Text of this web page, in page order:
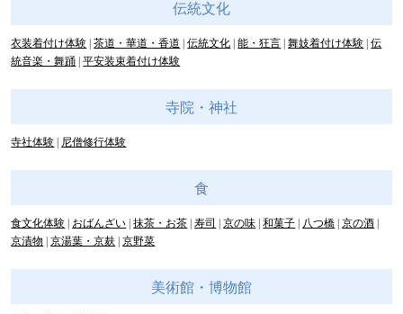
伝統文化
衣装着付け体験 茶道・華道・香道 伝統文化 能・狂言 舞妓着付け体験 伝
統音楽・舞踊 平安装束着付け体験
寺院・神社
寺社体験 尼僧修行体験
食
食文化体験 おばんざい 抹茶・お茶 寿司 京の味 和菓子 八つ橋 京の酒
京漬物
京湯葉・京麸 京野菜
美術館・博物館